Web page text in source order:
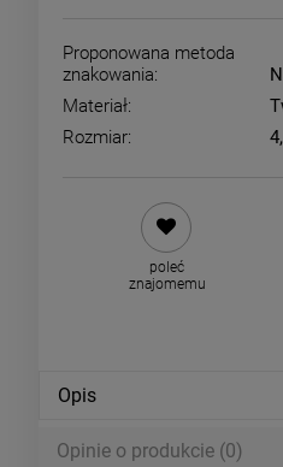
Proponowana metoda
znakowania:
Materiał:
Rozmiar:
poleć
znajomemu
Opis
Opinie o produkcie (0)